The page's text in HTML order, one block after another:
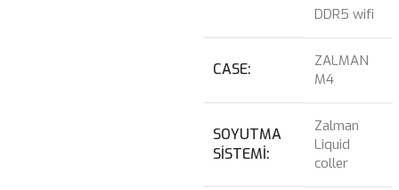
DDR5 wifi
CASE
ZALMAN
M4
SOYUTMA
SISTEMI
Zalman
Liquid
coller